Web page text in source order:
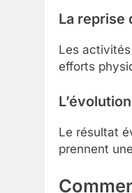
La reprise
Les
efforts
Le résultat
prennent